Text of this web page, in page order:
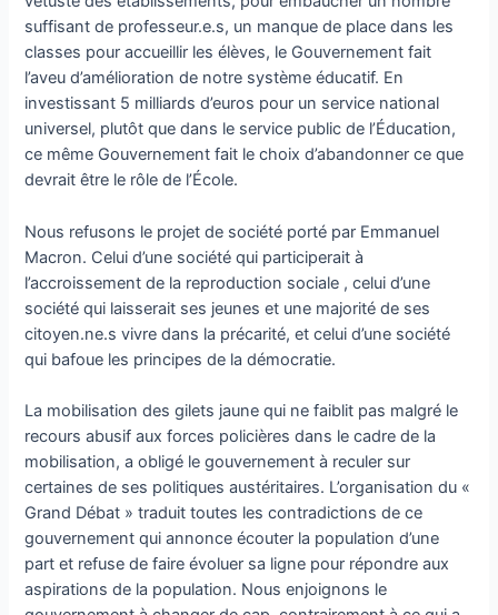
suffisant de professeur.e.s, un manque de place dans les
classes pour accueillir les élèves, le Gouvernement fait
l’aveu d’amélioration de notre système éducatif. En
investissant 5 milliards d’euros pour un service national
universel, plutôt que dans le service public de l’Éducation,
ce même Gouvernement fait le choix d’abandonner ce que
devrait être le rôle de l’École.
Nous refusons le projet de société porté par Emmanuel
Macron. Celui d’une société qui participerait à
l’accroissement de la reproduction sociale , celui d’une
société qui laisserait ses jeunes et une majorité de ses
citoyen.ne.s vivre dans la précarité, et celui d’une société
qui bafoue les principes de la démocratie.
La mobilisation des gilets jaune qui ne faiblit pas malgré le
recours abusif aux forces policières dans le cadre de la
mobilisation, a obligé le gouvernement à reculer sur
certaines de ses politiques austéritaires. L’organisation du «
Grand Débat » traduit toutes les contradictions de ce
gouvernement qui annonce écouter la population d’une
part et refuse de faire évoluer sa ligne pour répondre aux
aspirations de la population. Nous enjoignons le